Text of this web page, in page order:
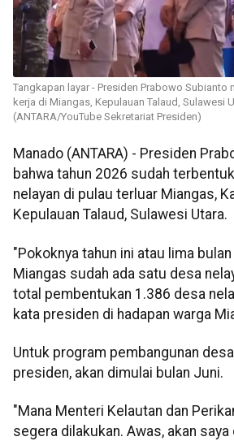
Tangkapan layar - Presiden Prabowo Subianto
kerja di Miangas, Kepulauan Talaud, Sulawesi
(ANTARA/YouTube Sekretariat Presiden)
Manado (ANTARA) - Presiden
bahwa tahun 2026 sudah
nelayan di pulau terluar Miangas,
Kepulauan Talaud, Sulawesi Utara.
"Pokoknya tahun ini atau lima
Miangas sudah ada satu desa
total pembentukan 1.386 desa
kata presiden di hadapan warga
Untuk program pembangunan
presiden, akan dimulai bulan Juni.
"Mana Menteri Kelautan dan
segera dilakukan. Awas, akan saya